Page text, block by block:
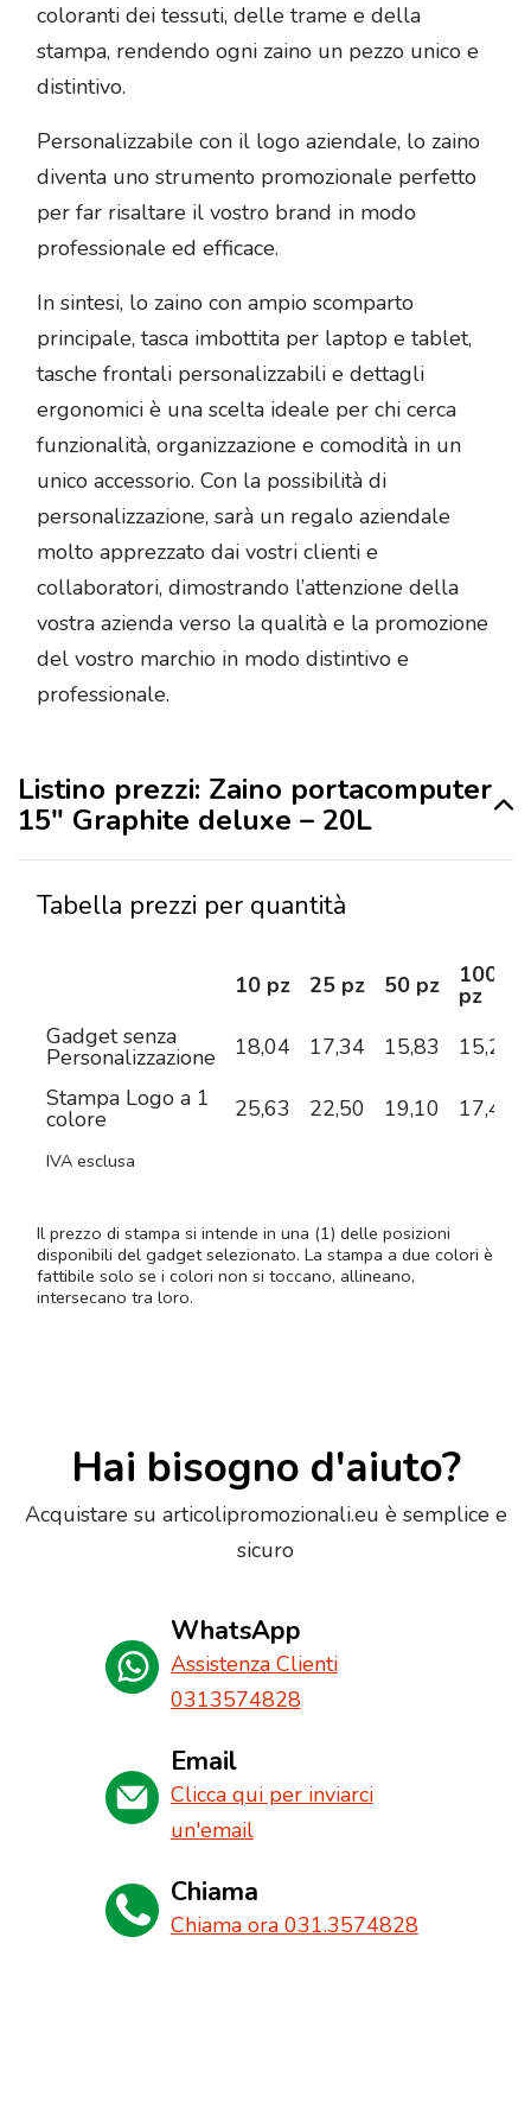
coloranti dei tessuti, delle trame e della
stampa, rendendo ogni zaino un pezzo unico e
distintivo.
Personalizzabile con il logo aziendale, lo zaino
diventa uno strumento promozionale perfetto
per far risaltare il vostro brand in modo
professionale ed efficace.
In sintesi, lo zaino con ampio scomparto
principale, tasca imbottita per laptop e tablet,
tasche frontali personalizzabili e dettagli
ergonomici è una scelta ideale per chi cerca
funzionalità, organizzazione e comodità in un
unico accessorio. Con la possibilità di
personalizzazione, sarà un regalo aziendale
molto apprezzato dai vostri clienti e
collaboratori, dimostrando l’attenzione della
vostra azienda verso la qualità e la promozione
del vostro marchio in modo distintivo e
professionale.
Listino prezzi: Zaino portacomputer
15″ Graphite deluxe – 20L
Tabella prezzi per quantità
10 pz 25 pz 50 pz 100
pz
Gadget senza
Personalizzazione 18,04 17,34 15,83
15,25
Stampa Logo a 1
colore 25,63 22,50 19,10 17,42
IVA esclusa
Il prezzo di stampa si intende in una (1) delle posizioni
disponibili del gadget selezionato. La stampa a due colori è
fattibile solo se i colori non si toccano, allineano,
intersecano tra loro.
Hai bisogno d'aiuto?
Acquistare su articolipromozionali.eu è semplice e
sicuro
WhatsApp
Assistenza Clienti
0313574828
Email
Clicca qui per inviarci
un'email
Chiama
Chiama ora 031.3574828